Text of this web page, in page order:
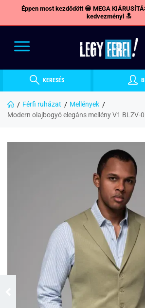
Éppen most kezdődött 😁 MEGA
kedvezményl 🔝
KERESÉS
Férfi ruházat
Mellények
Modern olajbogyó elegáns mellény V1 BLZV-